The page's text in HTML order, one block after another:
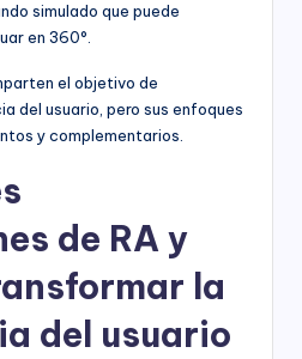
simulado que puede
en 360°.
el objetivo de
del usuario, pero sus enfoques
y complementarios.
de RA y
la
del usuario